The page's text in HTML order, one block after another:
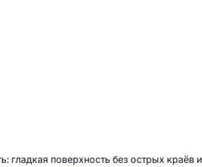
гладкая поверхность без острых